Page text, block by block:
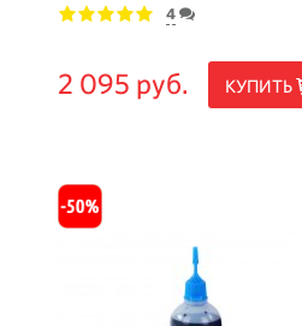
4
2 095 руб. КУПИТЬ